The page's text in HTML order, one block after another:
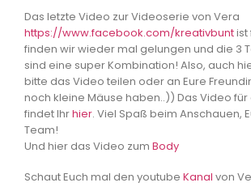
Das letzte Video zur Videoserie von Vera
https://www.facebook.com/kreativbuntist
finden wir wieder mal gelungen und die 3
sind eine super Kombination! Also, auch
bitte das Video teilen oder an Eure
noch kleine Mäuse haben..)) Das Video
findet Ihrhier. Viel Spaß beim Anschauen,
Team!
Und hier das Video zum Body
Schaut Euch mal den youtube Kanal von